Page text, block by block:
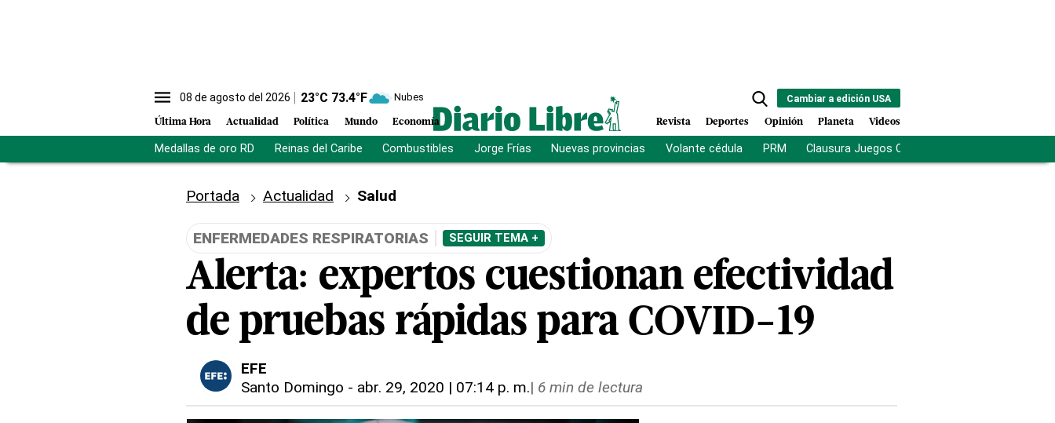
08 de agosto del 2026 23°C 73.4°F Nubes
Última Hora Actualidad Política Mundo Economía
Cambiar a edición USA
Revista Deportes Opinión Planeta Videos
Medallas de oro RD Reinas del Caribe Combustibles Jorge Frías Nuevas provincias Volante cédula PRM Clausura Juegos Centroamericanos
Portada Actualidad Salud
ENFERMEDADES RESPIRATORIAS SEGUIR TEMA +
Alerta: expertos cuestionan efectividad
de pruebas rápidas para COVID-19
EFE
Santo Domingo - abr. 29, 2020 | 07:14 p. m.| 6 min de lectura